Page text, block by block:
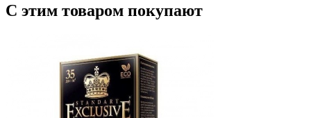
С этим товаром покупают